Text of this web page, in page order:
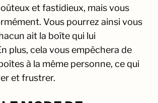
et fastidieux, mais vous
Vous pourrez ainsi vous
ait la boîte qui lui
plus, cela vous empêchera de
à la même personne, ce qui
et frustrer.